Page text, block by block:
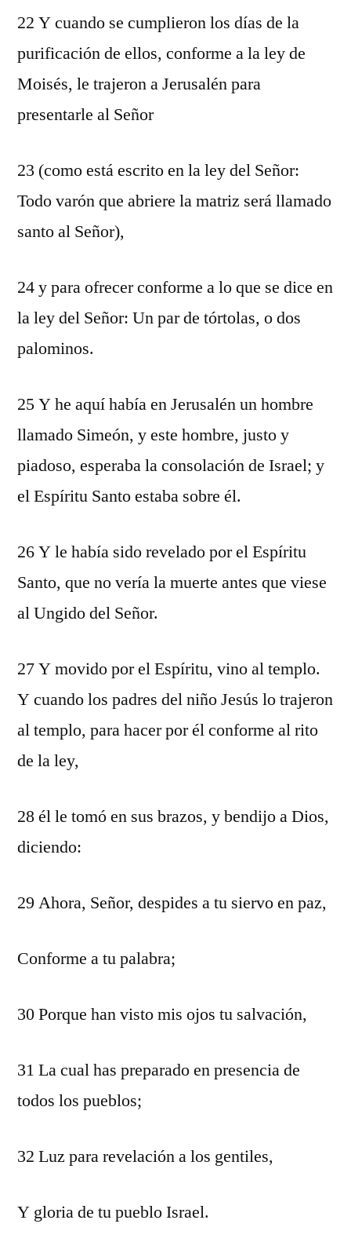
22 Y cuando se cumplieron los días de la
purificación de ellos, conforme a la ley de
Moisés, le trajeron a Jerusalén para
presentarle al Señor
23 (como está escrito en la ley del Señor:
Todo varón que abriere la matriz será llamado
santo al Señor),
24 y para ofrecer conforme a lo que se dice en
la ley del Señor: Un par de tórtolas, o dos
palominos.
25 Y he aquí había en Jerusalén un hombre
llamado Simeón, y este hombre, justo y
piadoso, esperaba la consolación de Israel; y
el Espíritu Santo estaba sobre él.
26 Y le había sido revelado por el Espíritu
Santo, que no vería la muerte antes que viese
al Ungido del Señor.
27 Y movido por el Espíritu, vino al templo.
Y cuando los padres del niño Jesús lo trajeron
al templo, para hacer por él conforme al rito
de la ley,
28 él le tomó en sus brazos, y bendijo a Dios,
diciendo:
29 Ahora, Señor, despides a tu siervo en paz,
Conforme a tu palabra;
30 Porque han visto mis ojos tu salvación,
31 La cual has preparado en presencia de
todos los pueblos;
32 Luz para revelación a los gentiles,
Y gloria de tu pueblo Israel.